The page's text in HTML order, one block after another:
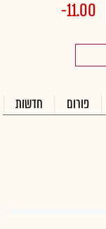
-11.00
פורום חדשות